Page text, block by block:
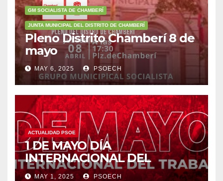
GM SOCIALISTA DE CHAMBERÍ
JUNTA MUNICIPAL DEL DISTRITO DE CHAMBERÍ
Pleno Distrito Chamberí 8 de
mayo
MAY 6, 2025 PSOECH
ACTUALIDAD PSOE
1 DE MAYO DÍA
INTERNACIONAL DEL
TRABAJO/❤️
MAY 1, 2025 PSOECH